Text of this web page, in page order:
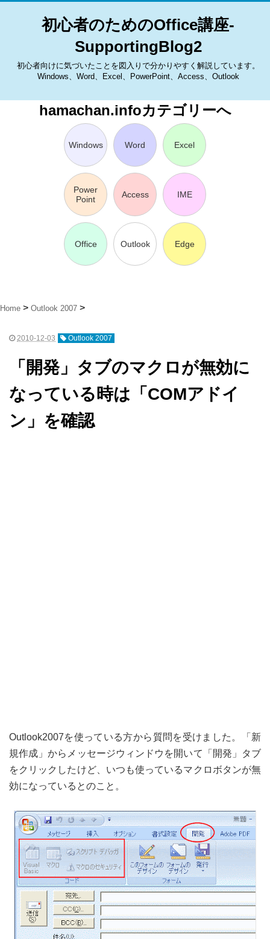
初心者のためのOffice講座-
SupportingBlog2
初心者向けに気づいたことを図入りで分かりやすく解説しています。
Windows、Word、Excel、PowerPoint、Access、Outlook
hamachan.infoカテゴリーへ
Windows Word Excel
Power
Point
Access IME
Office Outlook Edge
Home Outlook 2007
2010-12-03 Outlook 2007
「開発」タブのマクロが無効に
なっている時は「COMアドイ
ン」を確認
Outlook2007を使っている方から質問を受けました。「新
規作成」からメッセージウィンドウを開いて「開発」タブ
をクリックしたけど、いつも使っているマクロボタンが無
効になっているとのこと。